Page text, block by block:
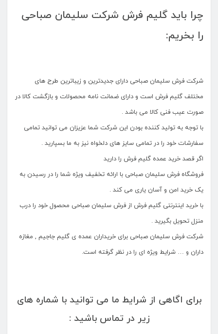
چرا باید گلیم فرش شرکت سلیمان صباحی
را بخریم:
شرکت فرش سلیمان صباحی دارای جدیدترین و زیباترین طرح های
مختلف گلیم فرش است و دارای ضمانت نامه محصولات و بازگشت کالا در
صورت عیب فنی کالا می باشد .
با توجه به تولید کننده بودن این شرکت شما عزیزان می توانید تمامی
سفارشات خود را در تمامی سایز های دلخواه نیز به ما بسپارید .
اگر قصد خرید عمده گلیم فرش را دارید
فروشگاه فرش سلیمان صباحی با ارائه تخفیف ویژه شما را در رسیدن به
یک خرید امن و آسان یاری می کند .
با خرید اینترنتی گلیم فرش از فرش سلیمان صباحی محصول خود را درب
منزل تحویل بگیرید .
شرکت فرش سلیمان صباحی برای خریداران عمده ی گلیم جاجیم , مغازه
داران و … شرایط ویژه ای را در نظر گرفته است.
برای اگاهی از شرایط ما می توانید با شماره های
زیر در تماس باشید :